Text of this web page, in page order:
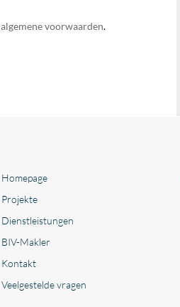
algemene voorwaarden.
Homepage
Projekte
Dienstleistungen
BIV-Makler
Kontakt
Veelgestelde vragen